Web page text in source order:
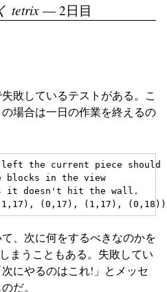
tetrix — 2日目
敗しているテストがある。こ
場合は一日の作業を終えるの
the current piece should
blocks in the view
it doesn't hit the wall.
、次に何をするべきなのかを
まうこともある。失敗してい
にやるのはこれ!」とメッセ
だ。